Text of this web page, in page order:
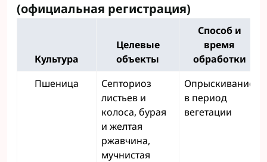
(официальная регистрация)
Культура
Целевые
объекты
Способ и
время
обработки
Пшеница
Септориоз
листьев и
колоса, бурая
и желтая
ржавчина,
мучнистая
Опрыскивание
в период
вегетации